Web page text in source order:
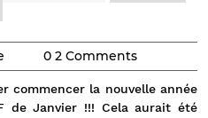
0 2 Comments
commencer la nouvelle année
de Janvier !!! Cela aurait été